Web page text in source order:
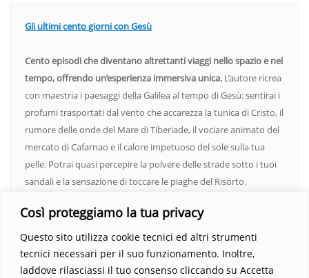
Così proteggiamo la tua privacy
Questo sito utilizza cookie tecnici ed altri strumenti
tecnici necessari per il suo funzionamento. Inoltre,
laddove rilasciassi il tuo consenso cliccando su Accetta
Gli ultimi cento giorni con Gesù
Cento episodi che diventano altrettanti viaggi nello spazio e nel
tempo, offrendo un’esperienza immersiva unica. L’autore ricrea
con maestria i paesaggi della Galilea al tempo di Gesù: sentirai i
profumi trasportati dal vento che accarezza la tunica di Cristo, il
rumore delle onde del Mare di Tiberiade, il vociare animato del
mercato di Cafarnao e il calore impetuoso del sole sulla tua
pelle. Potrai quasi percepire la polvere delle strade sotto i tuoi
sandali e la sensazione di toccare le piaghe del Risorto.
vedere oltre i confini del conosciuto. Scopri un mondo in cui
fede e realtà si fondono, rendendo ogni pagina un’esperienza
indimenticabile.Non perdere l’occasione di immergerti in
questo viaggio straordinario. Acquista il libro e lascia che la